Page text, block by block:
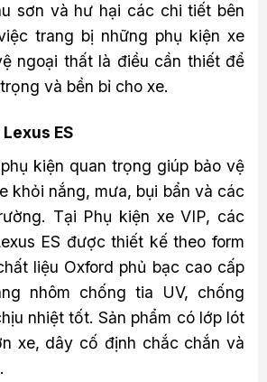
sơn và hư hại các chi tiết bên
trang bị những phụ kiện xe
ngoại thất là điều cần thiết để
và bền bỉ cho xe.
ES
kiện quan trọng giúp bảo vệ
khỏi nắng, mưa, bụi bẩn và các
Tại Phụ kiện xe VIP, các
ES được thiết kế theo form
liệu Oxford phủ bạc cao cấp
nhôm chống tia UV, chống
nhiệt tốt. Sản phẩm có lớp lót
xe, dây cố định chắc chắn và